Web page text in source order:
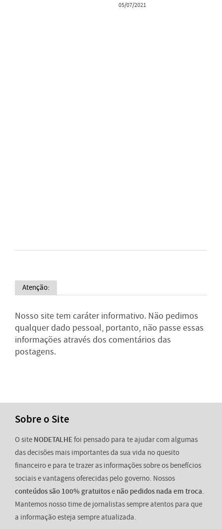
05/07/2021
Atenção:
Nosso site tem caráter informativo. Não pedimos
qualquer dado pessoal, portanto, não passe essas
informações através dos comentários das
postagens.
Sobre o Site
O site NODETALHEfoi pensado para te ajudar com algumas
das decisões mais importantes da sua vida no quesito
financeiro e para te trazer as informações sobre os benefícios
sociais e vantagens oferecidas pelo governo. Nossos
conteúdos são 100% gratuitose não pedidos nada em troca.
Mantemos nosso time de jornalistas sempre atentos para que
a informação esteja sempre atualizada.